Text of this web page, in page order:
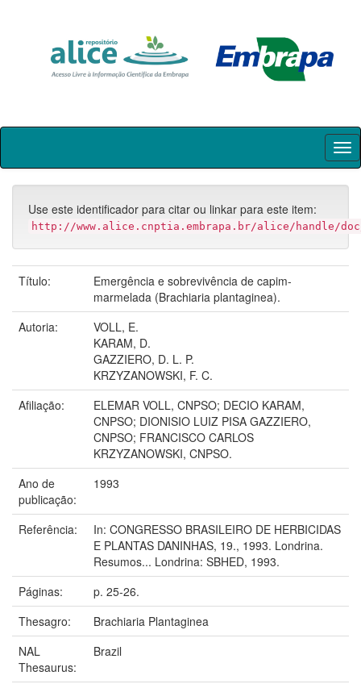
Skip
Use este identificador para citar ou linkar para este item:
http://www.alice.cnptia.embrapa.br/alice/handle/
Título:
Emergência e sobrevivência de capim-
marmelada (Brachiaria plantaginea).
Autoria:
VOLL, E.
KARAM, D.
GAZZIERO, D. L. P.
KRZYZANOWSKI, F. C.
Afiliação:
ELEMAR VOLL, CNPSO; DECIO KARAM,
CNPSO; DIONISIO LUIZ PISA GAZZIERO,
CNPSO; FRANCISCO CARLOS
KRZYZANOWSKI, CNPSO.
Ano de
publicação:
1993
Referência:
In: CONGRESSO BRASILEIRO DE HERBICIDAS
E PLANTAS DANINHAS, 19., 1993. Londrina.
Resumos... Londrina: SBHED, 1993.
Páginas:
p. 25-26.
Thesagro:
Brachiaria Plantaginea
NAL
Thesaurus:
Brazil